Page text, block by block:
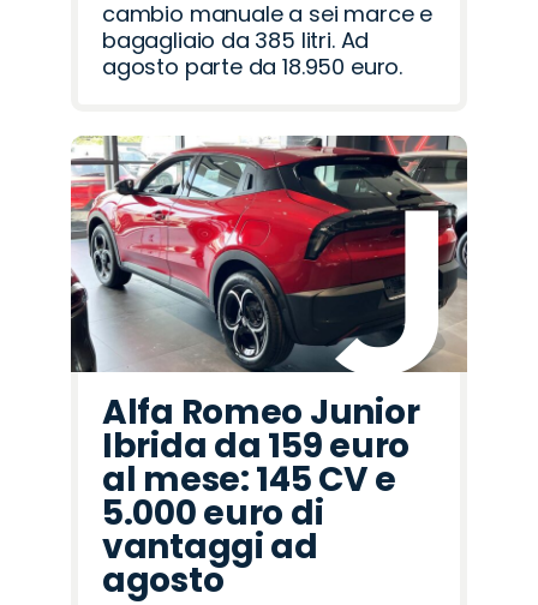
cambio manuale a sei marce e
bagagliaio da 385 litri. Ad
agosto parte da 18.950 euro.
Alfa Romeo Junior
Ibrida da 159 euro
al mese: 145 CV e
5.000 euro di
vantaggi ad
agosto